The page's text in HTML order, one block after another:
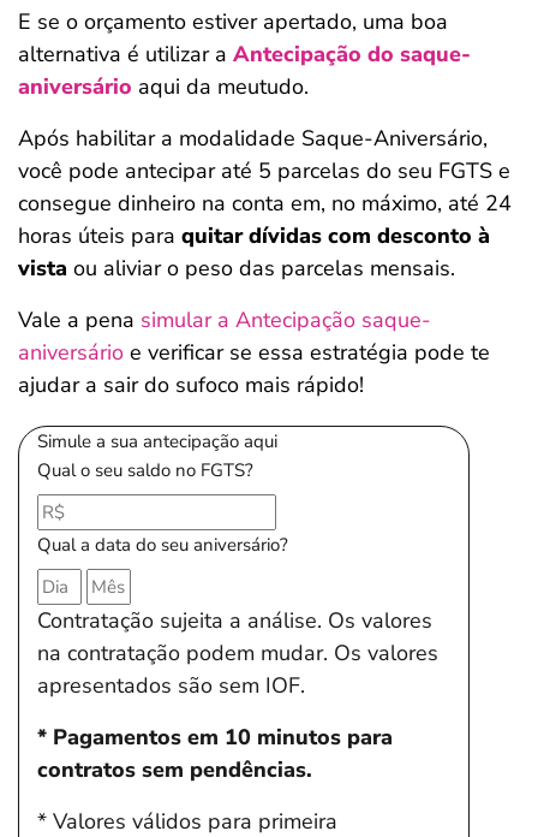
E se o orçamento estiver apertado, uma boa
alternativa é utilizar a Antecipação do saque-
aniversário aqui da meutudo.
Após habilitar a modalidade Saque-Aniversário,
você pode antecipar até 5 parcelas do seu FGTS e
consegue dinheiro na conta em, no máximo, até 24
horas úteis para quitar dívidas com desconto à
vista ou aliviar o peso das parcelas mensais.
Vale a pena simular a Antecipação saque-
aniversário e verificar se essa estratégia pode te
ajudar a sair do sufoco mais rápido!
Simule a sua antecipação aqui
Qual o seu saldo no FGTS?
Qual a data do seu aniversário?
Contratação sujeita a análise. Os valores
na contratação podem mudar. Os valores
apresentados são sem IOF.
* Pagamentos em 10 minutos para
contratos sem pendências.
* Valores válidos para primeira